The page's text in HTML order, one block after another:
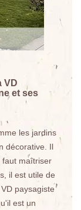
VD
et ses
les jardins
décorative. Il
faut maîtriser
il est utile de
paysagiste
est un